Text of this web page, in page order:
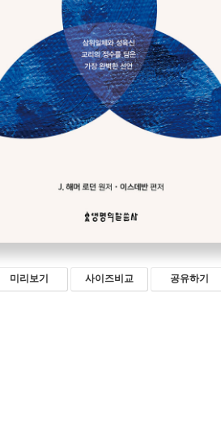
미리보기 사이즈비교 공유하기